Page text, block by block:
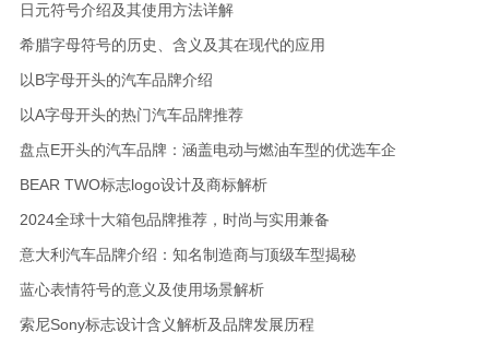
日元符号介绍及其使用方法详解
希腊字母符号的历史、含义及其在现代的应用
以B字母开头的汽车品牌介绍
以A字母开头的热门汽车品牌推荐
盘点E开头的汽车品牌：涵盖电动与燃油车型的优选车企
BEAR TWO标志logo设计及商标解析
2024全球十大箱包品牌推荐，时尚与实用兼备
意大利汽车品牌介绍：知名制造商与顶级车型揭秘
蓝心表情符号的意义及使用场景解析
索尼Sony标志设计含义解析及品牌发展历程